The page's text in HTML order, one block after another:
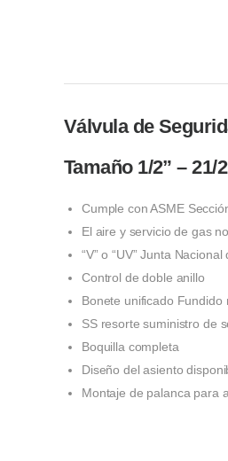
Válvula de
Tamaño 1/2” – 21/
Cumple con ASME
El aire y servicio de gas
“V” o “UV” Junta
Control de doble anillo
Bonete unificado Fundido
SS resorte suministro de
Boquilla completa
Diseño del asiento
Montaje de palanca para